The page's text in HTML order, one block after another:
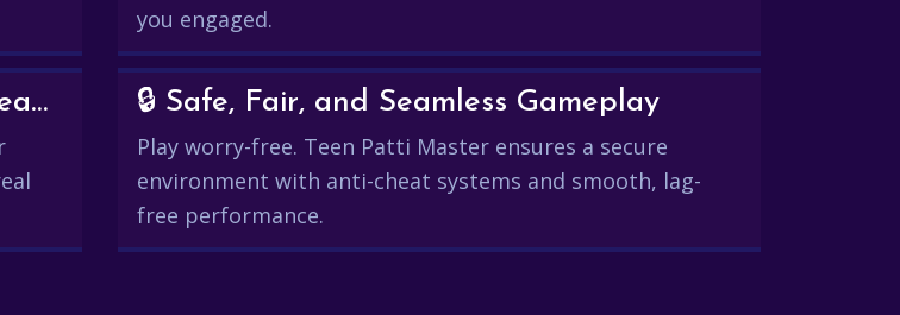
you engaged.
💰 Win Real Rewards and Climb the Leaderboard 🔒 Safe, Fair, and Seamless Gameplay
Play worry-free. Teen Patti Master ensures a secure
environment with anti-cheat systems and smooth, lag-
free performance.